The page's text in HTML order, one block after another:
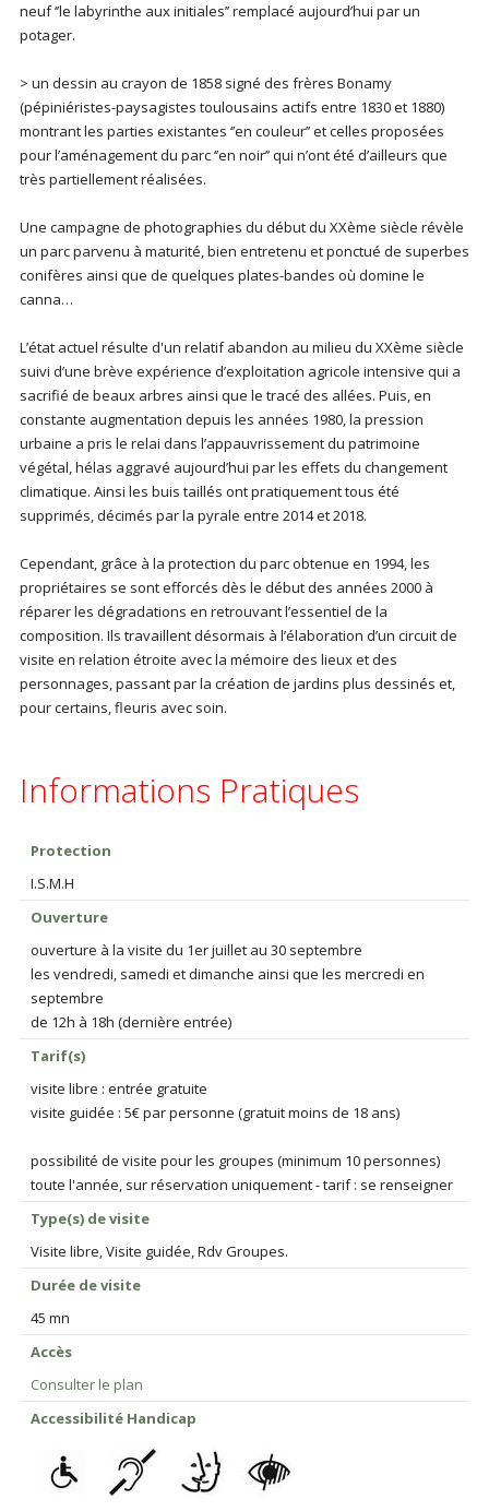
neuf ‘’le labyrinthe aux initiales’’ remplacé aujourd’hui par un
potager.
> un dessin au crayon de 1858 signé des frères Bonamy
(pépiniéristes-paysagistes toulousains actifs entre 1830 et 1880)
montrant les parties existantes ‘’en couleur’’ et celles proposées
pour l’aménagement du parc ‘’en noir’’ qui n’ont été d’ailleurs que
très partiellement réalisées.
Une campagne de photographies du début du XXème siècle révèle
un parc parvenu à maturité, bien entretenu et ponctué de superbes
conifères ainsi que de quelques plates-bandes où domine le
canna…
L’état actuel résulte d'un relatif abandon au milieu du XXème siècle
suivi d’une brève expérience d’exploitation agricole intensive qui a
sacrifié de beaux arbres ainsi que le tracé des allées. Puis, en
constante augmentation depuis les années 1980, la pression
urbaine a pris le relai dans l’appauvrissement du patrimoine
végétal, hélas aggravé aujourd’hui par les effets du changement
climatique. Ainsi les buis taillés ont pratiquement tous été
supprimés, décimés par la pyrale entre 2014 et 2018.
Cependant, grâce à la protection du parc obtenue en 1994, les
propriétaires se sont efforcés dès le début des années 2000 à
réparer les dégradations en retrouvant l’essentiel de la
composition. Ils travaillent désormais à l’élaboration d’un circuit de
visite en relation étroite avec la mémoire des lieux et des
personnages, passant par la création de jardins plus dessinés et,
pour certains, fleuris avec soin.
Informations Pratiques
Protection
I.S.M.H
Ouverture
ouverture à la visite du 1er juillet au 30 septembre
les vendredi, samedi et dimanche ainsi que les mercredi en
septembre
de 12h à 18h (dernière entrée)
Tarif(s)
visite libre : entrée gratuite
visite guidée : 5€ par personne (gratuit moins de 18 ans)
possibilité de visite pour les groupes (minimum 10 personnes)
toute l'année, sur réservation uniquement - tarif : se renseigner
Type(s) de visite
Visite libre, Visite guidée, Rdv Groupes.
Durée de visite
45 mn
Accès
Consulter le plan
Accessibilité Handicap